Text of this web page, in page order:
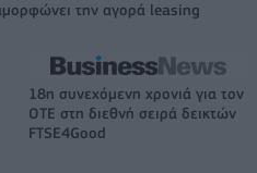
την αγορά leasing
18η συνεχόμενη χρονιά για τον
ΟΤΕ στη διεθνή σειρά δεικτών
FTSE4Good